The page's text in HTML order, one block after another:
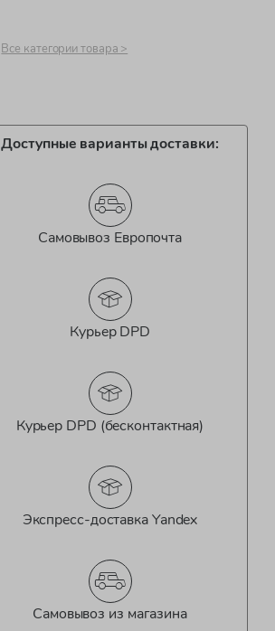
Все категории товара >
Доступные варианты доставки:
Самовывоз Европочта
Курьер DPD
Курьер DPD (бесконтактная)
Экспресс-доставка Yandex
Самовывоз из магазина